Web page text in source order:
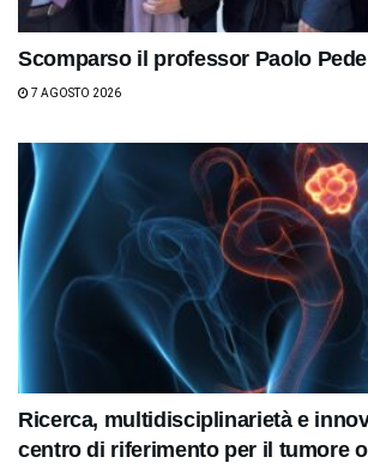
Scomparso il professor Paolo
7 AGOSTO 2026
Ricerca, multidisciplinarietà e
centro di riferimento per il tumore